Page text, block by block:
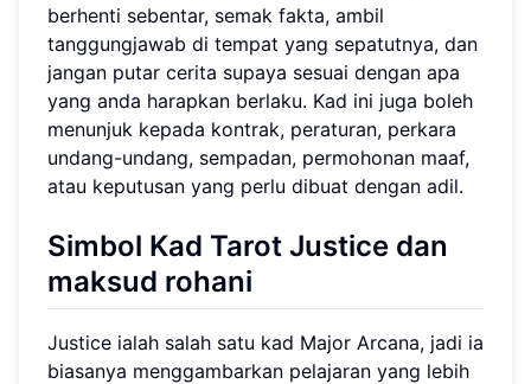
berhenti sebentar, semak fakta, ambil
tanggungjawab di tempat yang sepatutnya, dan
jangan putar cerita supaya sesuai dengan apa
yang anda harapkan berlaku. Kad ini juga boleh
menunjuk kepada kontrak, peraturan, perkara
undang-undang, sempadan, permohonan maaf,
atau keputusan yang perlu dibuat dengan adil.
Simbol Kad Tarot Justice dan
maksud rohani
Justice ialah salah satu kad Major Arcana, jadi ia
biasanya menggambarkan pelajaran yang lebih